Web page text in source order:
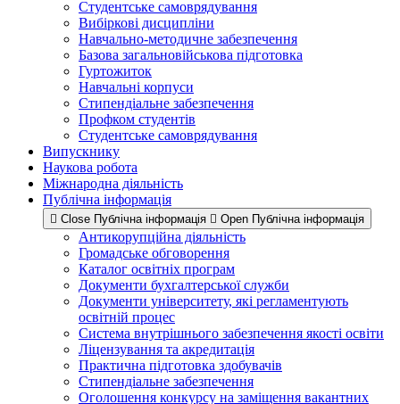
Студентське самоврядування
Вибіркові дисципліни
Навчально-методичне забезпечення
Базова загальновійськова підготовка
Гуртожиток
Навчальні корпуси
Стипендіальне забезпечення
Профком студентів
Студентське самоврядування
Випускнику
Наукова робота
Міжнародна діяльність
Публічна інформація
Close Публічна інформація Open Публічна інформація
Антикорупційна діяльність
Громадське обговорення
Каталог освітніх програм
Документи бухгалтерської служби
Документи університету, які регламентують
освітній процес
Система внутрішнього забезпечення якості освіти
Ліцензування та акредитація
Практична підготовка здобувачів
Стипендіальне забезпечення
Оголошення конкурсу на заміщення вакантних